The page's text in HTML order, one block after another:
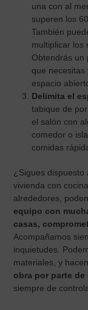
una con al
superen los
También
multiplicar los
Obtendrás un
que necesitas
espacio
Delimita el
tabique de
el salón con
comedor o
comidas
¿Sigues dispuesto
vivienda con
alrededores,
equipo con
casas,
Acompañamos
inquietudes.
materiales, y
obra por parte
siempre de